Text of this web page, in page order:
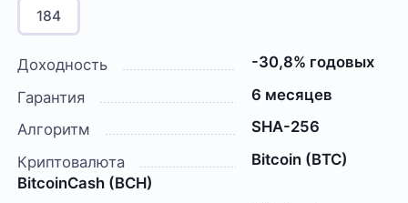
184
Доходность
-30,8% годовых
Гарантия
6 месяцев
Алгоритм
SHA-256
Криптовалюта
Bitcoin (BTC)
BitcoinCash (BCH)